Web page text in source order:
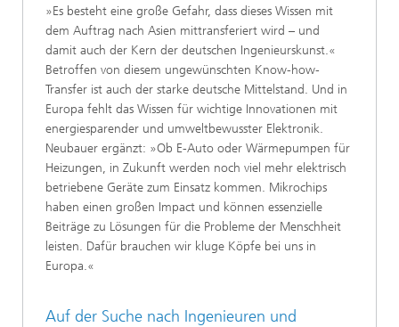
»Es besteht eine große Gefahr, dass dieses Wissen mit
dem Auftrag nach Asien mittransferiert wird – und
damit auch der Kern der deutschen Ingenieurskunst.«
Betroffen von diesem ungewünschten Know-how-
Transfer ist auch der starke deutsche Mittelstand. Und in
Europa fehlt das Wissen für wichtige Innovationen mit
energiesparender und umweltbewusster Elektronik.
Neubauer ergänzt: »Ob E-Auto oder Wärmepumpen für
Heizungen, in Zukunft werden noch viel mehr elektrisch
betriebene Geräte zum Einsatz kommen. Mikrochips
haben einen großen Impact und können essenzielle
Beiträge zu Lösungen für die Probleme der Menschheit
leisten. Dafür brauchen wir kluge Köpfe bei uns in
Europa.«
Auf der Suche nach Ingenieuren und